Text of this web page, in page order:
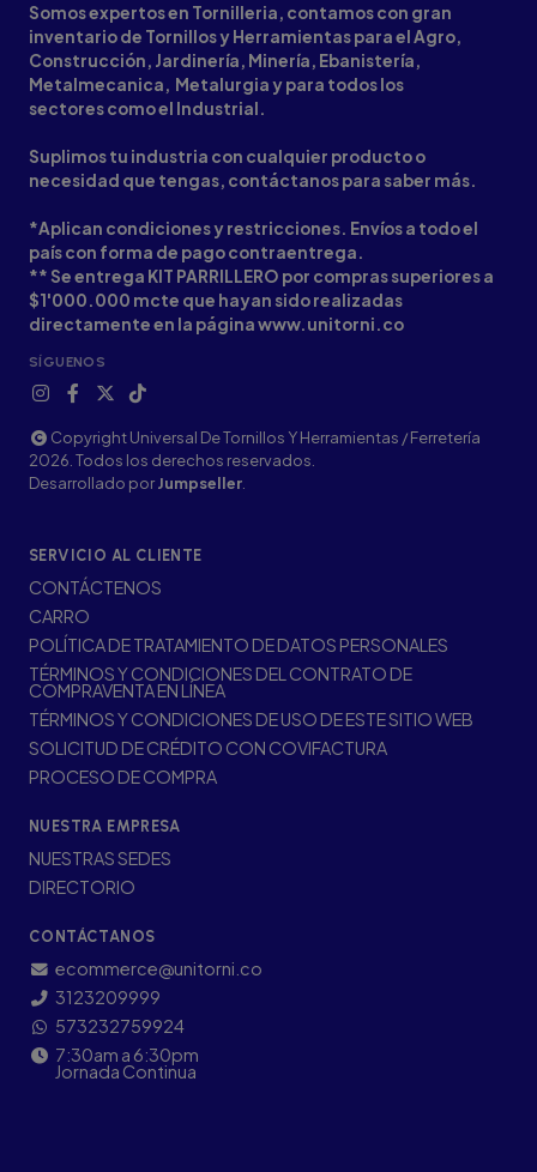
Somos expertos en Tornilleria, contamos con gran
inventario de Tornillos y Herramientas para el Agro,
Construcción, Jardinería, Minería, Ebanistería,
Metalmecanica, Metalurgia y para todos los
sectores como el Industrial.
Suplimos tu industria con cualquier producto o
necesidad que tengas, contáctanos para saber más.
*Aplican condiciones y restricciones. Envíos a todo el
país con forma de pago contraentrega.
** Se entrega KIT PARRILLERO por compras superiores a
$1'000.000 mcte que hayan sido realizadas
directamente en la página www.unitorni.co
SÍGUENOS
Copyright Universal De Tornillos Y Herramientas / Ferretería
2026. Todos los derechos reservados.
Desarrollado porJumpseller
SERVICIO AL CLIENTE
CONTÁCTENOS
CARRO
POLÍTICA DE TRATAMIENTO DE DATOS PERSONALES
TÉRMINOS Y CONDICIONES DEL CONTRATO DE
COMPRAVENTA EN LÍNEA
TÉRMINOS Y CONDICIONES DE USO DE ESTE SITIO WEB
SOLICITUD DE CRÉDITO CON COVIFACTURA
PROCESO DE COMPRA
NUESTRA EMPRESA
NUESTRAS SEDES
DIRECTORIO
CONTÁCTANOS
ecommerce@unitorni.co
3123209999
573232759924
7:30am a 6:30pm
Jornada Continua